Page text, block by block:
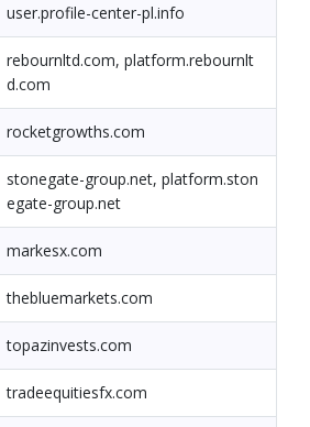
user.profile-center-pl.info
rebournltd.com, platform.rebournlt
d.com
rocketgrowths.com
stonegate-group.net, platform.ston
egate-group.net
markesx.com
thebluemarkets.com
topazinvests.com
tradeequitiesfx.com